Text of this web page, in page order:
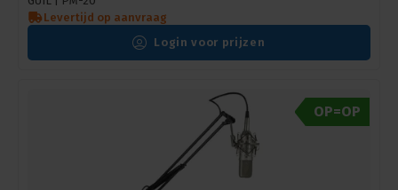
Levertijd op aanvraag
Login voor prijzen
OP=OP